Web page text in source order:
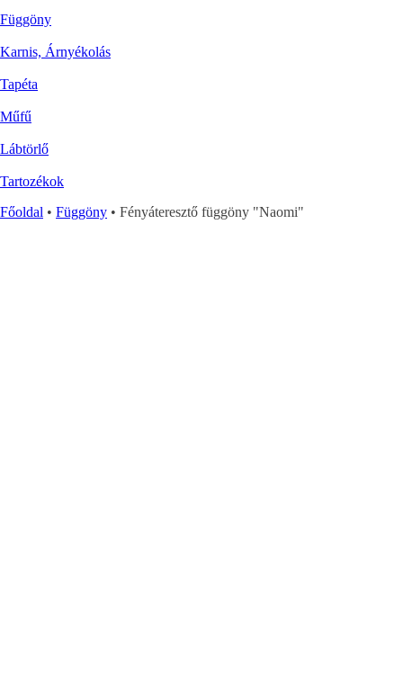
Függöny
Karnis, Árnyékolás
Tapéta
Műfű
Lábtörlő
Tartozékok
Főoldal • Függöny • Fényáteresztő függöny "Naomi"